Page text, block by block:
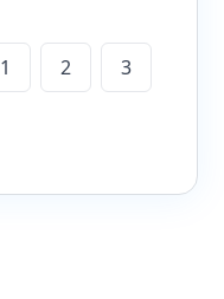
1 2 3